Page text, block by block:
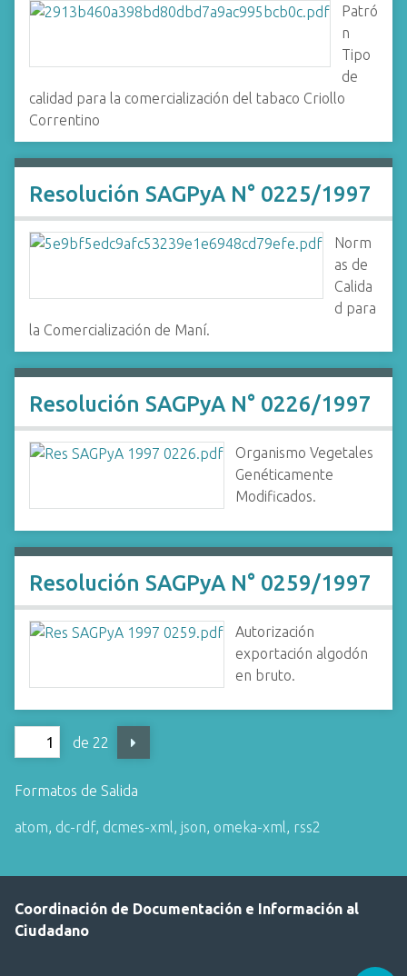
Patró
n
Tipo
de
calidad para la comercialización del tabaco Criollo
Correntino
Resolución SAGPyA N° 0225/1997
Norm
as de
Calida
d para
la Comercialización de Maní.
Resolución SAGPyA N° 0226/1997
Organismo Vegetales
Genéticamente
Modificados.
Resolución SAGPyA N° 0259/1997
Autorización
exportación algodón
en bruto.
de 22
Formatos de Salida
atom, dc-rdf, dcmes-xml, json, omeka-xml, rss2
Coordinación de Documentación e Información al
Ciudadano